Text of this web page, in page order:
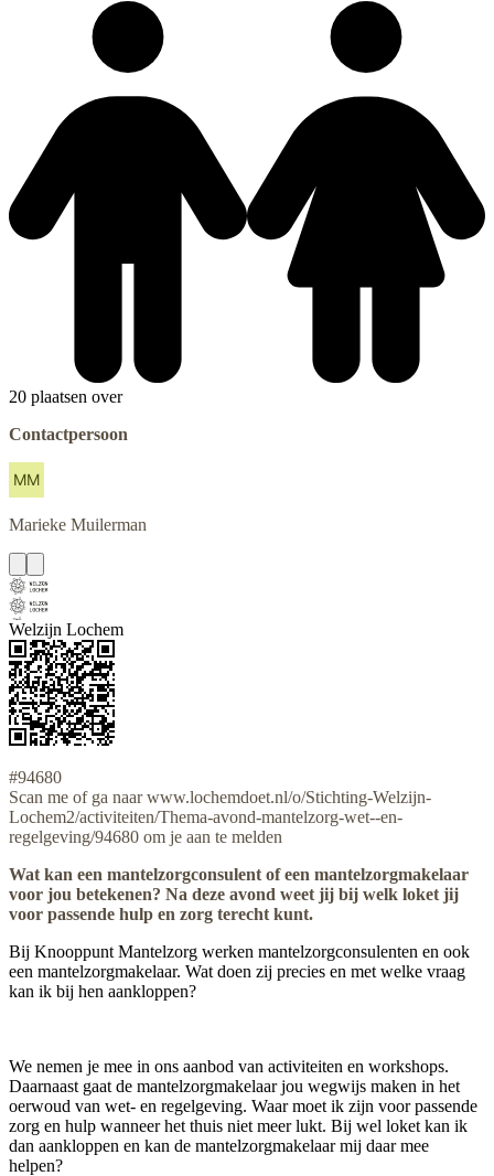
20 plaatsen over
Contactpersoon
Marieke Muilerman
Welzijn Lochem
#94680
Scan me of ga naar www.lochemdoet.nl/o/Stichting-Welzijn-
Lochem2/activiteiten/Thema-avond-mantelzorg-wet--en-
regelgeving/94680 om je aan te melden
Wat kan een mantelzorgconsulent of een mantelzorgmakelaar
voor jou betekenen? Na deze avond weet jij bij welk loket jij
voor passende hulp en zorg terecht kunt.
Bij Knooppunt Mantelzorg werken mantelzorgconsulenten en ook
een mantelzorgmakelaar. Wat doen zij precies en met welke vraag
kan ik bij hen aankloppen?
We nemen je mee in ons aanbod van activiteiten en workshops.
Daarnaast gaat de mantelzorgmakelaar jou wegwijs maken in het
oerwoud van wet- en regelgeving. Waar moet ik zijn voor passende
zorg en hulp wanneer het thuis niet meer lukt. Bij wel loket kan ik
dan aankloppen en kan de mantelzorgmakelaar mij daar mee
helpen?